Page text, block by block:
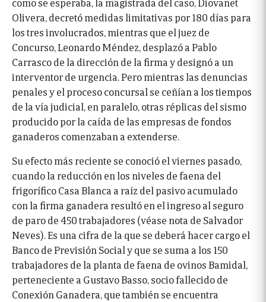
Olivera, decretó medidas limitativas por 180 días para
los tres involucrados, mientras que el juez de
Concurso, Leonardo Méndez, desplazó a Pablo
Carrasco de la dirección de la firma y designó a un
interventor de urgencia. Pero mientras las denuncias
penales y el proceso concursal se ceñían a los tiempos
de la vía judicial, en paralelo, otras réplicas del sismo
producido por la caída de las empresas de fondos
ganaderos comenzaban a extenderse.
Su efecto más reciente se conoció el viernes pasado,
cuando la reducción en los niveles de faena del
frigorífico Casa Blanca a raíz del pasivo acumulado
con la firma ganadera resultó en el ingreso al seguro
de paro de 450 trabajadores (véase nota de Salvador
Neves). Es una cifra de la que se deberá hacer cargo el
Banco de Previsión Social y que se suma a los 150
trabajadores de la planta de faena de ovinos Bamidal,
perteneciente a Gustavo Basso, socio fallecido de
Conexión Ganadera, que también se encuentra